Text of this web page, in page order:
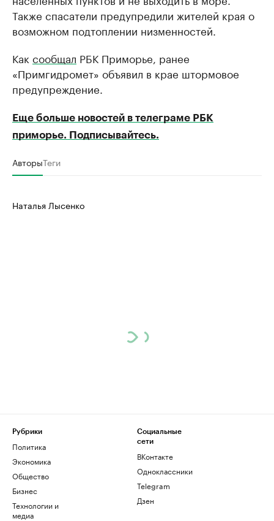
Также спасатели предупредили жителей края о
возможном подтоплении низменностей.
Как сообщал РБК Приморье, ранее
«Примгидромет» объявил в крае штормовое
предупреждение.
Еще больше новостей в телеграме РБК
приморье. Подписывайтесь.
АвторыТеги
Наталья Лысенко
Рубрики
Политика
Экономика
Общество
Бизнес
Технологии и
медиа
Социальные
сети
ВКонтакте
Одноклассники
Telegram
Дзен